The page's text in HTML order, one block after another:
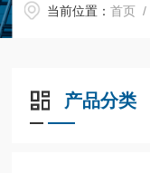
当前位置：首页 /
产品分类